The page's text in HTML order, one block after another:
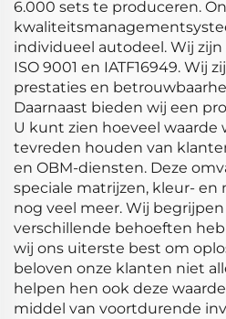
6.000 sets te produceren.
individueel autodeel. Wij
ISO 9001 en IATF16949. Wij
prestaties en
Daarnaast bieden wij een
U kunt zien hoeveel waarde
tevreden houden van
en OBM-diensten. Deze
speciale matrijzen, kleur- en
nog veel meer. Wij
verschillende behoeften
wij ons uiterste best om
beloven onze klanten niet
helpen hen ook deze
middel van voortdurende